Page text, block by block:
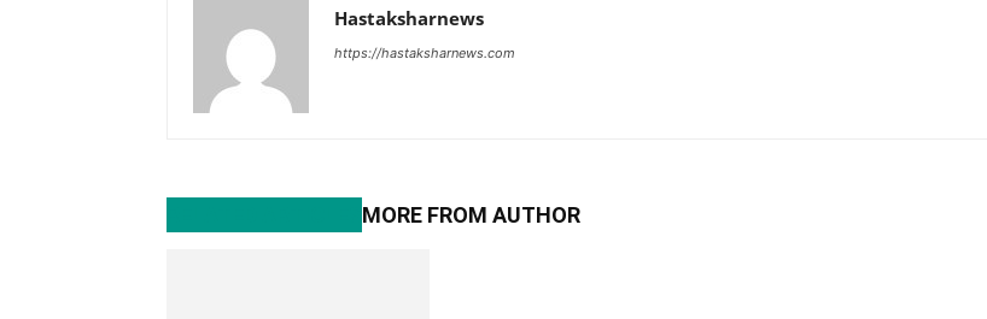
Hastaksharnews
https://hastaksharnews.com
MORE FROM AUTHOR